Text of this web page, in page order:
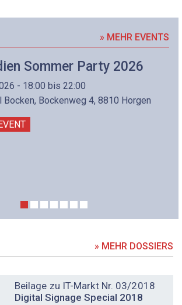
» MEHR EVENTS
Sommer Party 2026
- 18:00 bis 22:00
Bocken, Bockenweg 4, 8810 Horgen
» MEHR DOSSIERS
Beilage zu IT-Markt Nr. 03/2018
Digital Signage Special 2018